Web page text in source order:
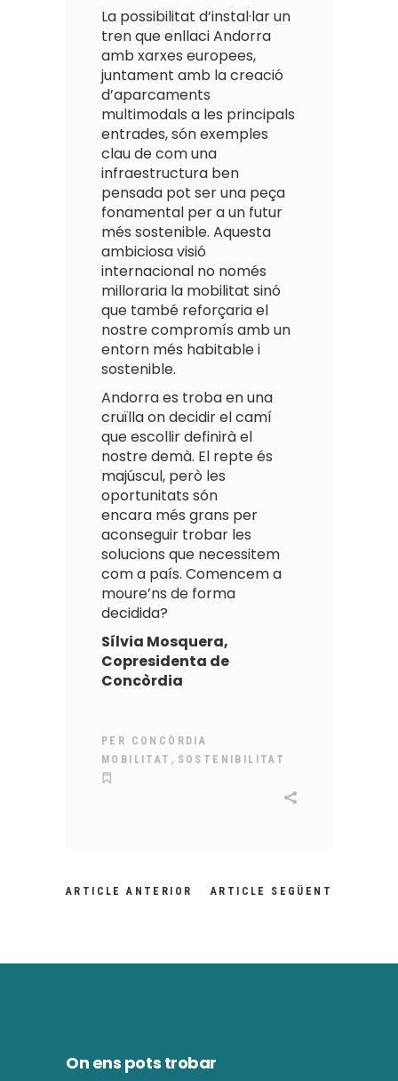
La possibilitat d’instal·lar un
tren que enllaci Andorra
amb xarxes europees,
juntament amb la creació
d’aparcaments
multimodals a les principals
entrades, són exemples
clau de com una
infraestructura ben
pensada pot ser una peça
fonamental per a un futur
més sostenible. Aquesta
ambiciosa visió
internacional no només
milloraria la mobilitat sinó
que també reforçaria el
nostre compromís amb un
entorn més habitable i
sostenible.
Andorra es troba en una
cruïlla on decidir el camí
que escollir definirà el
nostre demà. El repte és
majúscul, però les
oportunitats són
encara més grans per
aconseguir trobar les
solucions que necessitem
com a país. Comencem a
moure’ns de forma
decidida?
Sílvia Mosquera,
Copresidenta de
Concòrdia
PER CONCÒRDIA
MOBILITAT , SOSTENIBILITAT
ARTICLE ANTERIOR ARTICLE SEGÜENT
On ens pots trobar